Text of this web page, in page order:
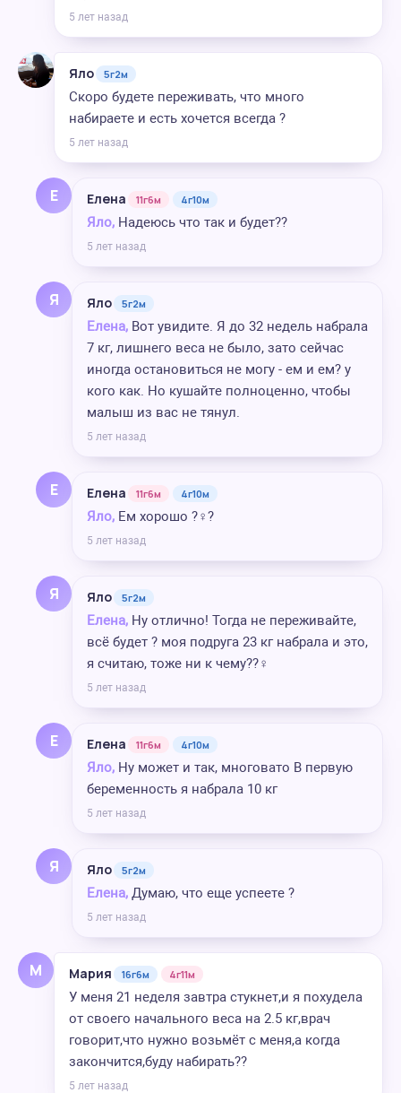
5 лет назад
Яло 5г2м
Скоро будете переживать, что много
набираете и есть хочется всегда ?
5 лет назад
Е Елена 11г6м 4г10м
Яло, Надеюсь что так и будет??
5 лет назад
Я Яло 5г2м
Елена, Вот увидите. Я до 32 недель набрала
7 кг, лишнего веса не было, зато сейчас
иногда остановиться не могу - ем и ем? у
кого как. Но кушайте полноценно, чтобы
малыш из вас не тянул.
5 лет назад
Е Елена 11г6м 4г10м
Яло, Ем хорошо ?‍♀️?
5 лет назад
Я Яло 5г2м
Елена, Ну отлично! Тогда не переживайте,
всё будет ? моя подруга 23 кг набрала и это,
я считаю, тоже ни к чему??‍♀️
5 лет назад
Е Елена 11г6м 4г10м
Яло, Ну может и так, многовато В первую
беременность я набрала 10 кг
5 лет назад
Я Яло 5г2м
Елена, Думаю, что еще успеете ?
5 лет назад
М Мария 16г6м 4г11м
У меня 21 неделя завтра стукнет,и я похудела
от своего начального веса на 2.5 кг,врач
говорит,что нужно возьмёт с меня,а когда
закончится,буду набирать??
5 лет назад